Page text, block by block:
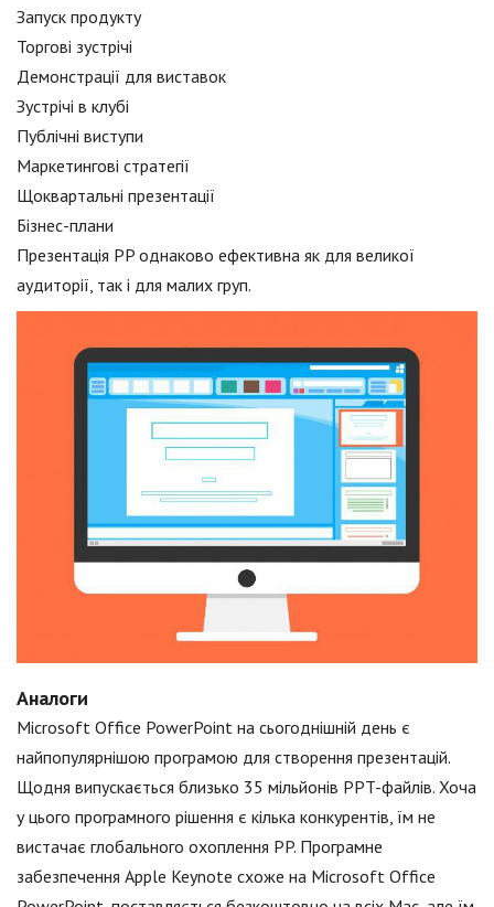
Запуск продукту
Торгові зустрічі
Демонстрації для виставок
Зустрічі в клубі
Публічні виступи
Маркетингові стратегії
Щоквартальні презентації
Бізнес-плани
Презентація PP однаково ефективна як для великої
аудиторії, так і для малих груп.
Аналоги
Microsoft Office PowerPoint на сьогоднішній день є
найпопулярнішою програмою для створення презентацій.
Щодня випускається близько 35 мільйонів PPT-файлів. Хоча
у цього програмного рішення є кілька конкурентів, їм не
вистачає глобального охоплення PP. Програмне
забезпечення Apple Keynote схоже на Microsoft Office